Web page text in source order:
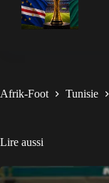
Afrik-Foot Tunisie
Lire aussi